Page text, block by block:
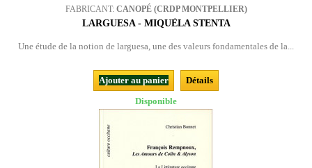
FABRICANT: CANOPÉ (CRDP MONTPELLIER)
LARGUESA - MIQUÈLA STENTA
Une étude de la notion de larguesa, une des valeurs fondamentales de la...
Ajouter au panier
Détails
Disponible